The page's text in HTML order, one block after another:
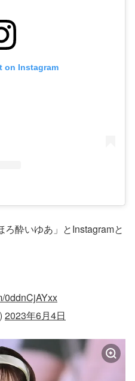
on Instagram
酔いゆあ」とInstagramと
0ddnCjAYxx
2023年6月4日